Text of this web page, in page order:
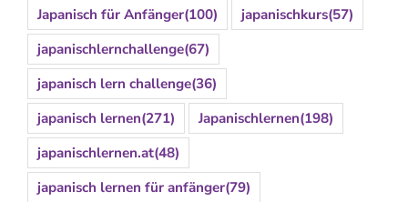
Japanisch für Anfänger(100) japanischkurs(57)
japanischlernchallenge(67)
japanisch lern challenge(36)
japanisch lernen(271) Japanischlernen(198)
japanischlernen.at(48)
japanisch lernen für anfänger(79)